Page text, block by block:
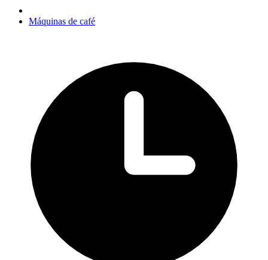
Máquinas de café